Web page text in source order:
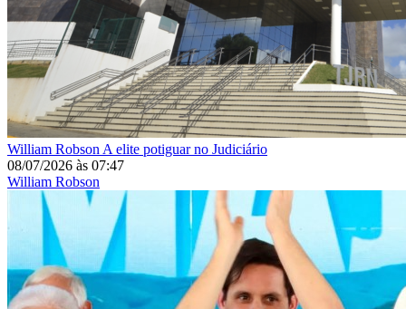
William Robson A elite potiguar no Judiciário
08/07/2026 às 07:47
William Robson